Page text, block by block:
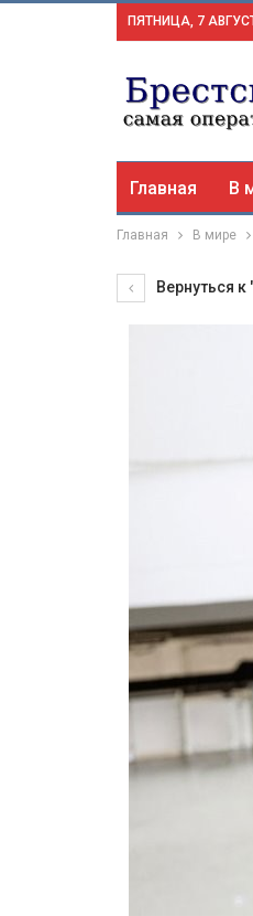
ПЯТНИЦА, 7
Главная В
Главная В мире
Вернуться